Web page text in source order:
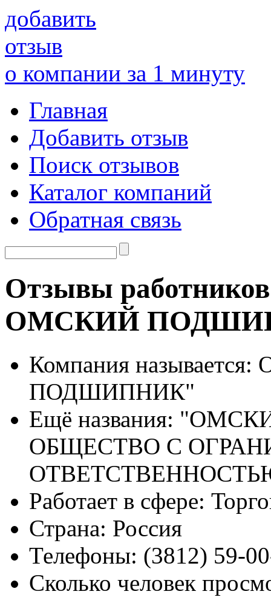
добавить
отзыв
о компании за 1 минуту
Главная
Добавить отзыв
Поиск отзывов
Каталог компаний
Обратная связь
Отзывы
ОМСКИЙ
Компания называется:
ПОДШИПНИК"
Ещё названия:
ОБЩЕСТВО С
Работает в сфере:
Страна: Россия
Телефоны: (3812) 59-
Сколько человек